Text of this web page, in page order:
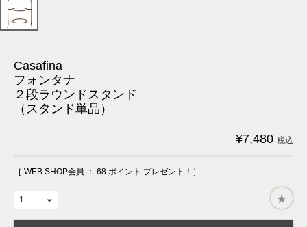
Casafina
フォンタナ
２段ラウンドスタンド
（スタンド単品）
¥7,480 税込
［ WEB SHOP会員 ： 68 ポイント プレゼント！］